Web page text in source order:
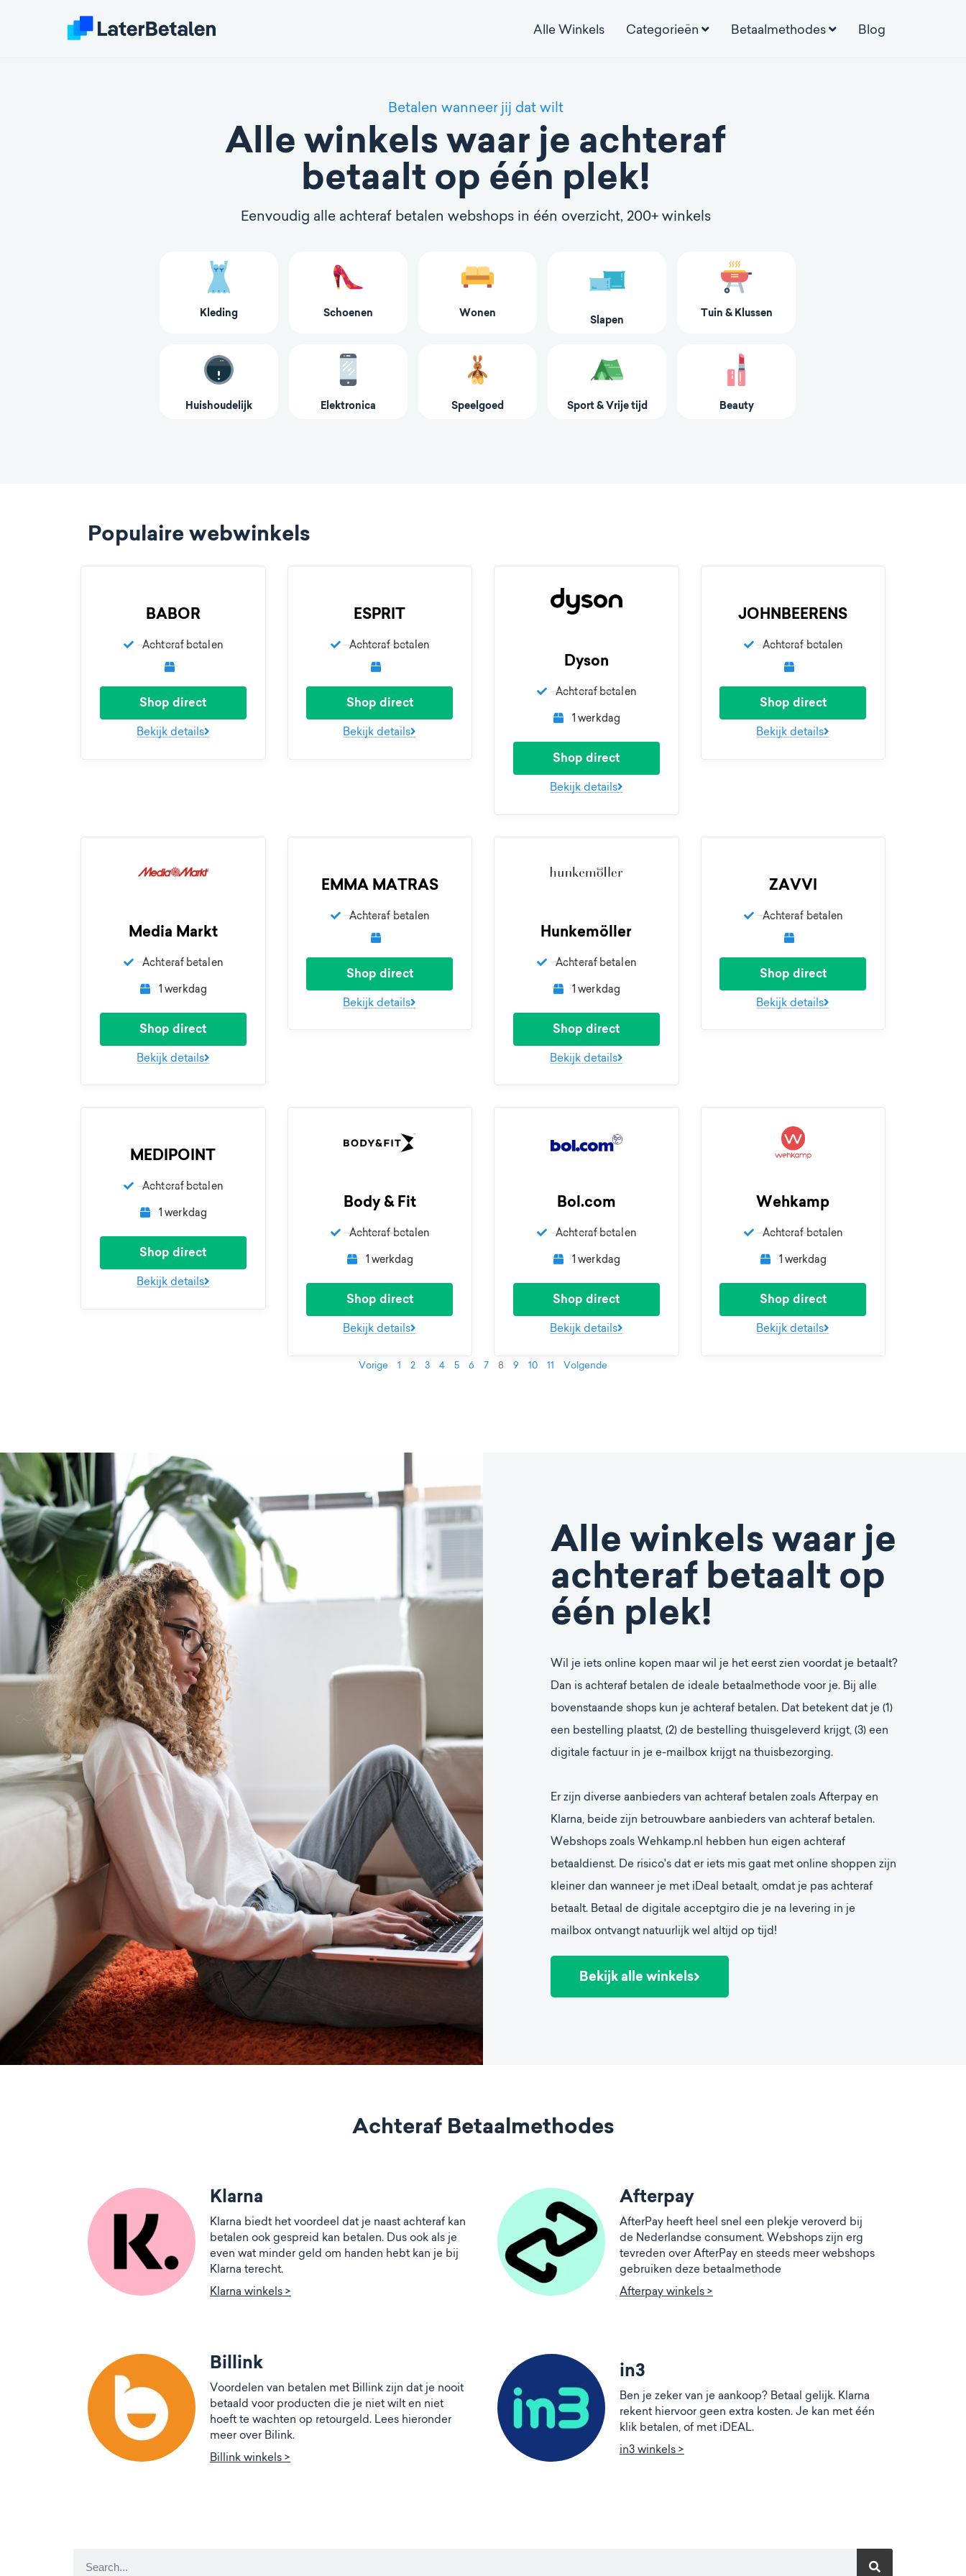
Alle Winkels Categorieën Betaalmethodes Blog
Betalen wanneer jij dat wilt
Alle winkels waar je achteraf
betaalt op één plek!
Eenvoudig alle achteraf betalen webshops in één overzicht, 200+ winkels
Kleding Schoenen Wonen Slapen Tuin & Klussen
Huishoudelijk Elektronica Speelgoed Sport & Vrije tijd Beauty
Populaire webwinkels
BABOR
Achteraf betalen
Shop direct
Bekijk details
ESPRIT
Achteraf betalen
Shop direct
Bekijk details
Dyson
Achteraf betalen
1 werkdag
Shop direct
Bekijk details
JOHNBEERENS
Achteraf betalen
Shop direct
Bekijk details
Media Markt
Achteraf betalen
1 werkdag
Shop direct
Bekijk details
EMMA MATRAS
Achteraf betalen
Shop direct
Bekijk details
Hunkemöller
Achteraf betalen
1 werkdag
Shop direct
Bekijk details
ZAVVI
Achteraf betalen
Shop direct
Bekijk details
MEDIPOINT
Achteraf betalen
1 werkdag
Shop direct
Bekijk details
Body & Fit
Achteraf betalen
1 werkdag
Shop direct
Bekijk details
Bol.com
Achteraf betalen
1 werkdag
Shop direct
Bekijk details
Wehkamp
Achteraf betalen
1 werkdag
Shop direct
Bekijk details
Vorige 1 2 3 4 5 6 7 8 9 10 11 Volgende
Alle winkels waar je
achteraf betaalt op
één plek!
Wil je iets online kopen maar wil je het eerst zien voordat je betaalt?
Dan is achteraf betalen de ideale betaalmethode voor je. Bij alle
bovenstaande shops kun je achteraf betalen. Dat betekent dat je (1)
een bestelling plaatst, (2) de bestelling thuisgeleverd krijgt, (3) een
digitale factuur in je e-mailbox krijgt na thuisbezorging.
Er zijn diverse aanbieders van achteraf betalen zoals Afterpay en
Klarna, beide zijn betrouwbare aanbieders van achteraf betalen.
Webshops zoals Wehkamp.nl hebben hun eigen achteraf
betaaldienst. De risico's dat er iets mis gaat met online shoppen zijn
kleiner dan wanneer je met iDeal betaalt, omdat je pas achteraf
betaalt. Betaal de digitale acceptgiro die je na levering in je
mailbox ontvangt natuurlijk wel altijd op tijd!
Bekijk alle winkels
Achteraf Betaalmethodes
Klarna
Klarna biedt het voordeel dat je naast achteraf kan
betalen ook gespreid kan betalen. Dus ook als je
even wat minder geld om handen hebt kan je bij
Klarna terecht.
Klarna winkels >
Afterpay
AfterPay heeft heel snel een plekje veroverd bij
de Nederlandse consument. Webshops zijn erg
tevreden over AfterPay en steeds meer webshops
gebruiken deze betaalmethode
Afterpay winkels >
Billink
Voordelen van betalen met Billink zijn dat je nooit
betaald voor producten die je niet wilt en niet
hoeft te wachten op retourgeld. Lees hieronder
meer over Bilink.
Billink winkels >
in3
Ben je zeker van je aankoop? Betaal gelijk. Klarna
rekent hiervoor geen extra kosten. Je kan met één
klik betalen, of met iDEAL.
in3 winkels >